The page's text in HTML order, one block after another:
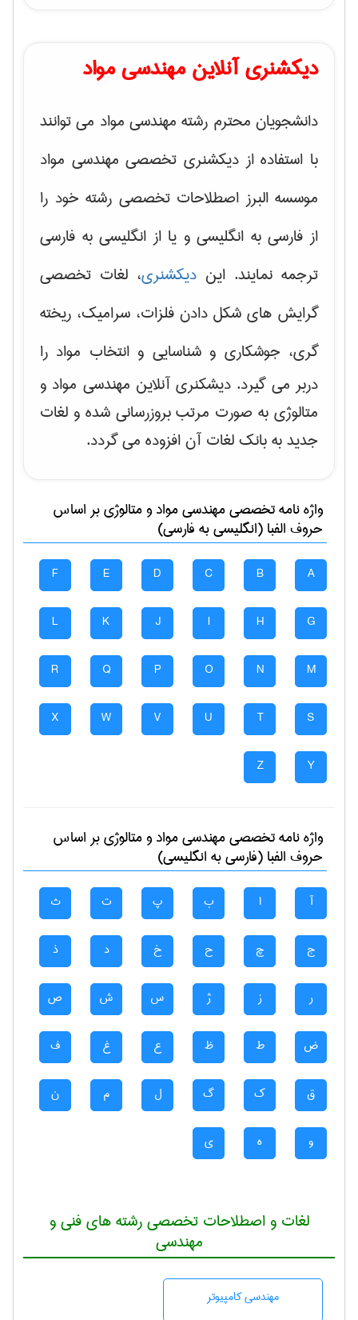
دیکشنری آنلاین مهندسی مواد
دانشجویان محترم رشته مهندسی مواد می توانند
با استفاده از دیکشنری تخصصی مهندسی مواد
موسسه البرز اصطلاحات تخصصی رشته خود را
از فارسی به انگلیسی و یا از انگلیسی به فارسی
ترجمه نمایند. این دیکشنری، لغات تخصصی
گرایش های شکل دادن فلزات، سرامیک، ریخته
گری، جوشکاری و شناسایی و انتخاب مواد را
دربر می گیرد. دیشکنری آنلاین مهندسی مواد و
متالوژی به صورت مرتب بروزرسانی شده و لغات
جدید به بانک لغات آن افزوده می گردد.
واژه نامه تخصصیمهندسی مواد و متالوژیبر اساس
حروف الفبا (انگلیسی به فارسی)
A
B
C
D
E
F
G
H
I
J
K
L
M
N
O
P
Q
R
S
T
U
V
W
X
Y
Z
واژه نامه تخصصیمهندسی مواد و متالوژیبر اساس
حروف الفبا (فارسی به انگلیسی)
آ ا ب پ ت ث
ج چ ح خ د ذ
ر ز ژ س ش ص
ض ط ظ ع غ ف
ق ک گ ل م ن
و ه ی
لغات و اصطلاحات تخصصی رشته های فنی و
مهندسی
مهندسی كامپيوتر